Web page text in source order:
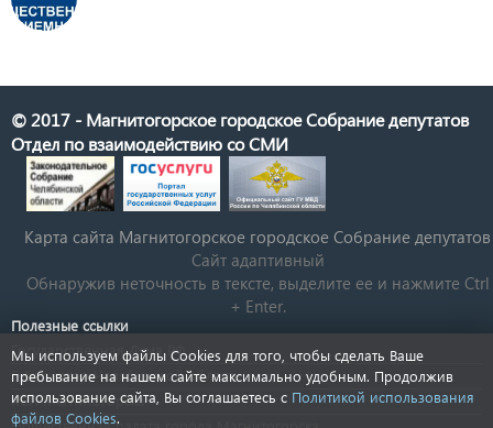
© 2017 - Магнитогорское городское Собрание депутатов
Отдел по взаимодействию со СМИ
Карта сайта Магнитогорское городское Cобрание депутатов
Сайт адаптивный
Обнаружив неточность в тексте, выделите ее и нажмите Ctrl
+ Enter.
Полезные ссылки
Государственная Дума РФ
Губернатор Челябинской области
КСП Магнитогорска
Мы используем файлы Cookies для того, чтобы сделать Ваше
пребывание на нашем сайте максимально удобным. Продолжив
использование сайта, Вы соглашаетесь с Политикой использования
файлов Cookies.